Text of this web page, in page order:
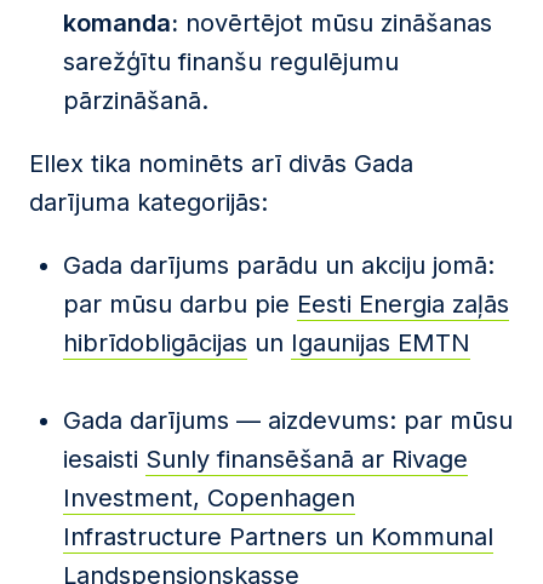
komanda: novērtējot mūsu zināšanas
sarežģītu finanšu regulējumu
pārzināšanā.
Ellex tika nominēts arī divās Gada
darījuma kategorijās:
Gada darījums parādu un akciju jomā:
par mūsu darbu pie Eesti Energia zaļās
hibrīdobligācijas un Igaunijas EMTN
Gada darījums — aizdevums: par mūsu
iesaisti Sunly finansēšanā ar Rivage
Investment, Copenhagen
Infrastructure Partners un Kommunal
Landspensjonskasse